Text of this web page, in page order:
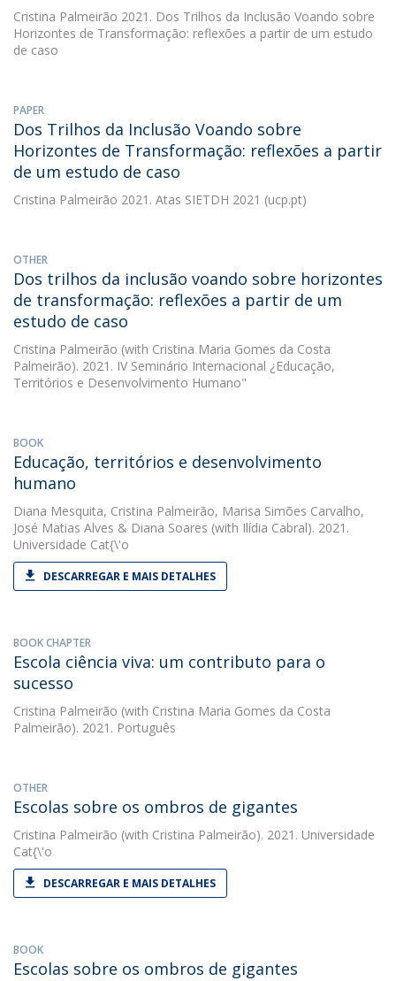
Cristina Palmeirão 2021. Dos Trilhos da Inclusão Voando sobre
Horizontes de Transformação: reflexões a partir de um estudo
de caso
PAPER
Dos Trilhos da Inclusão Voando sobre
Horizontes de Transformação: reflexões a partir
de um estudo de caso
Cristina Palmeirão 2021. Atas SIETDH 2021 (ucp.pt)
OTHER
Dos trilhos da inclusão voando sobre horizontes
de transformação: reflexões a partir de um
estudo de caso
Cristina Palmeirão (with Cristina Maria Gomes da Costa
Palmeirão). 2021. IV Seminário Internacional ¿Educação,
Territórios e Desenvolvimento Humano"
BOOK
Educação, territórios e desenvolvimento
humano
Diana Mesquita, Cristina Palmeirão, Marisa Simões Carvalho,
José Matias Alves & Diana Soares (with Ilídia Cabral). 2021.
Universidade Cat{\'o
DESCARREGAR E MAIS DETALHES
BOOK CHAPTER
Escola ciência viva: um contributo para o
sucesso
Cristina Palmeirão (with Cristina Maria Gomes da Costa
Palmeirão). 2021. Português
OTHER
Escolas sobre os ombros de gigantes
Cristina Palmeirão (with Cristina Palmeirão). 2021. Universidade
Cat{\'o
DESCARREGAR E MAIS DETALHES
BOOK
Escolas sobre os ombros de gigantes